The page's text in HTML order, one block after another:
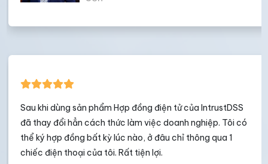
Sau khi dùng sản phẩm Hợp đồng điện tử của IntrustDSS
đã thay đổi hẳn cách thức làm việc doanh nghiệp. Tôi có
thể ký hợp đồng bất kỳ lúc nào, ở đâu chỉ thông qua 1
chiếc điện thoại của tôi. Rất tiện lợi.